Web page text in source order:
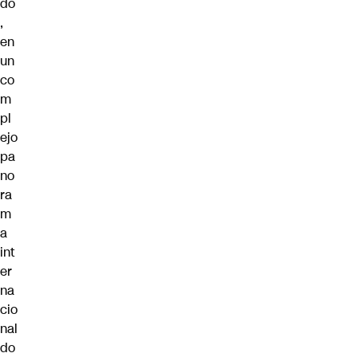
,
en
un
co
m
pl
ejo
pa
no
ra
m
a
int
er
na
cio
nal
do